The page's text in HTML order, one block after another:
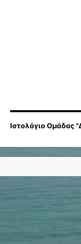
Ιστολόγιο Ομάδας